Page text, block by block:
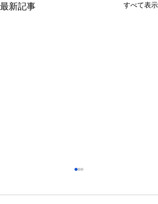
最新記事 すべて表示